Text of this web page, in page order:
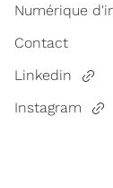
Numérique
Contact
Linkedin
Instagram